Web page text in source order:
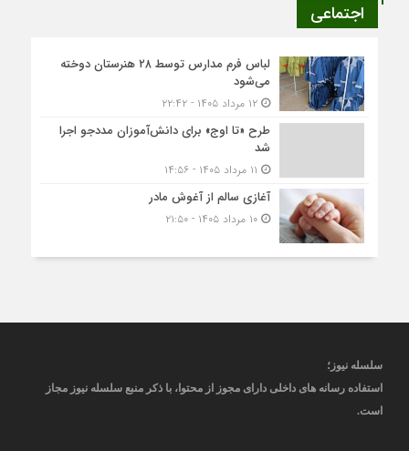
اجتماعی
لباس فرم مدارس توسط ۲۸ هنرستان‌ دوخته
می‌شود
۱۲ مرداد ۱۴۰۵ - ۲۲:۴۲
طرح «تا اوج» برای دانش‌آموزان مددجو اجرا
شد
آغازی سالم از آغوش مادر
۱۰ مرداد ۱۴۰۵ - ۲۱:۵۰
سلسله نیوز؛
استفاده رسانه های داخلی دارای مجوز از محتوا، با ذکر منبع سلسله نیوز مجاز
است.